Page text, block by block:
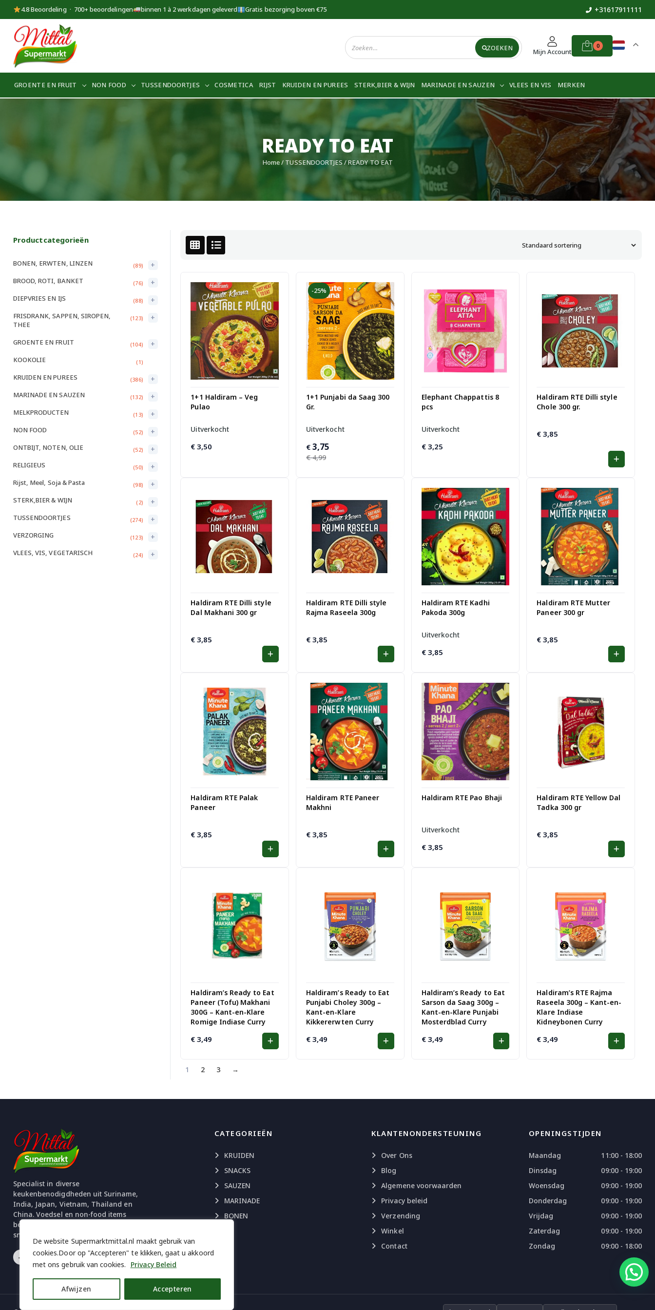
De website Supermarktmittal.nl maakt gebruik van
cookies.Door op "Accepteren" te klikken, gaat u akkoord
met ons gebruik van cookies.
Privacy Beleid
Afwijzen Accepteren
4.8 Beoordeling · 700+ beoordelingen binnen 1 à 2 werkdagen geleverd Gratis bezorging boven €75 +31617911111
Supermarkt
Mittal
ZOEKEN Mijn Account
0
GROENTE EN FRUIT NON FOOD TUSSENDOORTJES COSMETICA RIJST KRUIDEN EN PUREES STERK,BIER & WIJN MARINADE EN SAUZEN VLEES EN VIS MERKEN
READY TO EAT
Home/ TUSSENDOORTJES / READY TO EAT
Productcategorieën
BONEN, ERWTEN, LINZEN +
(89)
BROOD, ROTI, BANKET +
(76)
DIEPVRIES EN IJS +
(88)
FRISDRANK, SAPPEN, SIROPEN,
THEE
+
(123)
GROENTE EN FRUIT +
(104)
KOOKOLIE (1)
KRUIDEN EN PUREES +
(386)
MARINADE EN SAUZEN +
(132)
MELKPRODUCTEN +
(13)
NON FOOD +
(52)
ONTBIJT, NOTEN, OLIE +
(52)
RELIGIEUS +
(50)
Rijst, Meel, Soja & Pasta +
(98)
STERK,BIER & WIJN +
(2)
TUSSENDOORTJES +
(274)
VERZORGING +
(123)
VLEES, VIS, VEGETARISCH +
(24)
1+1 Haldiram – Veg
Pulao
Uitverkocht
€ 3,50
-25%
1+1 Punjabi da Saag 300
Gr.
Uitverkocht
€4,99
Oorspronkelijke
prijs
€ 3,75
Huidige
prijs
Elephant Chappattis 8
pcs
Uitverkocht
€3,25
Haldiram RTE Dilli style
Chole 300 gr.
€ 3,85
Haldiram RTE Dilli style
Dal Makhani 300 gr
€ 3,85
Haldiram RTE Dilli style
Rajma Raseela 300g
€ 3,85
Haldiram RTE Kadhi
Pakoda 300g
Uitverkocht
€3,85
Haldiram RTE Mutter
Paneer 300 gr
€ 3,85
Haldiram RTE Palak
Paneer
€ 3,85
Haldiram RTE Paneer
Makhni
€ 3,85
Haldiram RTE Pao Bhaji
Uitverkocht
€3,85
Haldiram RTE Yellow Dal
Tadka 300 gr
€ 3,85
Haldiram’s Ready to Eat
Paneer (Tofu) Makhani
300G – Kant-en-Klare
Romige Indiase Curry
€ 3,49
Haldiram’s Ready to Eat
Punjabi Choley 300g –
Kant-en-Klare
Kikkererwten Curry
€ 3,49
Haldiram’s Ready to Eat
Sarson da Saag 300g –
Kant-en-Klare Punjabi
Mosterdblad Curry
€3,49
Haldiram’s RTE Rajma
Raseela 300g – Kant-en-
Klare Indiase
Kidneybonen Curry
€ 3,49
1 2 3 →
Specialist in diverse
keukenbenodigdheden uit Suriname,
India, Japan, Vietnam, Thailand en
China. Voedsel en non-food items
beschikbaar. Uitgebreide selectie
snacks en chips.
CATEGORIEËN
KRUIDEN
SNACKS
SAUZEN
MARINADE
BONEN
KLANTENONDERSTEUNING
Over Ons
Blog
Algemene voorwaarden
Privacy beleid
Verzending
Winkel
Contact
OPENINGSTIJDEN
Maandag
11:00 - 18:00
Dinsdag
09:00 - 19:00
Woensdag
09:00 - 19:00
Donderdag
09:00 - 19:00
Vrijdag
09:00 - 19:00
Zaterdag
09:00 - 19:00
Zondag
09:00 - 18:00